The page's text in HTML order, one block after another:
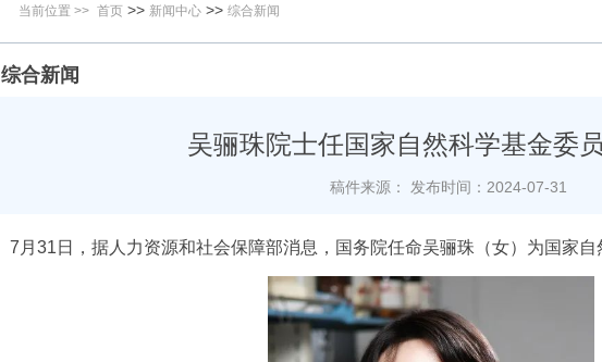
当前位置 >> 首页 >> 新闻中心 >> 综合新闻
综合新闻
吴骊珠院士任国家自然科学基金委
稿件来源： 发布时间：2024-07-31
7月31日，据人力资源和社会保障部消息，国务院任命吴骊珠（女）为国家自